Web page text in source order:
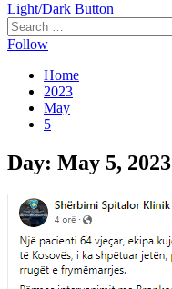
Light/Dark Button
Search
for:
Follow
Home
2023
May
5
Day: May 5, 2023